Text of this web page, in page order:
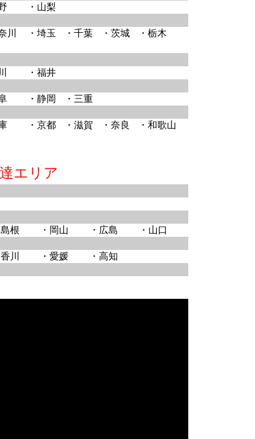
・山梨
川 ・埼玉 ・千葉 ・茨城
・栃木
・福井
・静岡
・三重
・京都 ・滋賀 ・奈良 ・和歌山
エリア
島根 ・岡山 ・広島
・山口
香川 ・愛媛
・高知